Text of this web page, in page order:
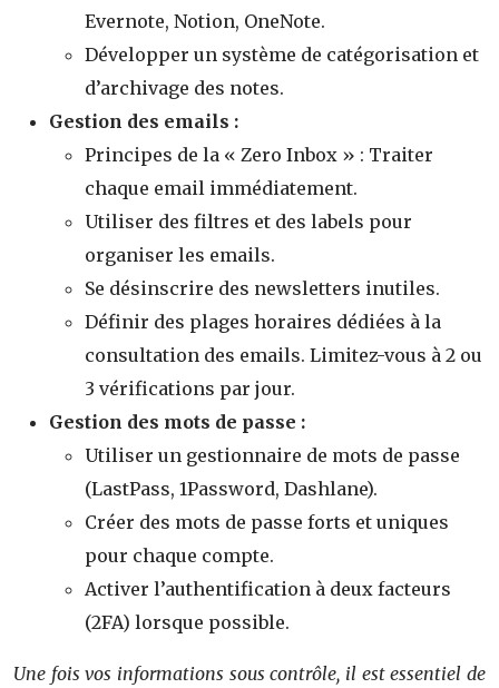
Evernote, Notion, OneNote.
Développer un système de catégorisation et
d’archivage des notes.
Gestion des emails :
Principes de la « Zero Inbox » : Traiter
chaque email immédiatement.
Utiliser des filtres et des labels pour
organiser les emails.
Se désinscrire des newsletters inutiles.
Définir des plages horaires dédiées à la
consultation des emails. Limitez-vous à 2 ou
3 vérifications par jour.
Gestion des mots de passe :
Utiliser un gestionnaire de mots de passe
(LastPass, 1Password, Dashlane).
Créer des mots de passe forts et uniques
pour chaque compte.
Activer l’authentification à deux facteurs
(2FA) lorsque possible.
Une fois vos informations sous contrôle, il est essentiel de